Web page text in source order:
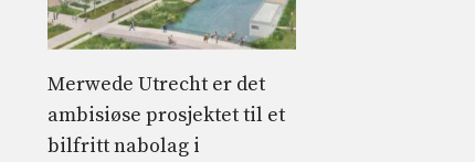
Merwede Utrecht er det
ambisiøse prosjektet til et
bilfritt nabolag i